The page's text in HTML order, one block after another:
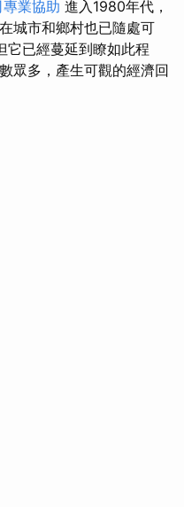
業協助 進入1980年代，
城市和鄉村也已隨處可
它已經蔓延到瞭如此程
眾多，產生可觀的經濟回